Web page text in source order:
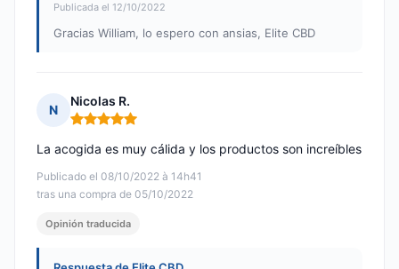
Publicada el 12/10/2022
Gracias William, lo espero con ansias, Elite CBD
N
Nicolas R.
Nota: 5 de 5
Publicado el 08/10/2022 à 14h41
tras una compra de 05/10/2022
La acogida es muy cálida y los productos son increíbles
Opinión traducida